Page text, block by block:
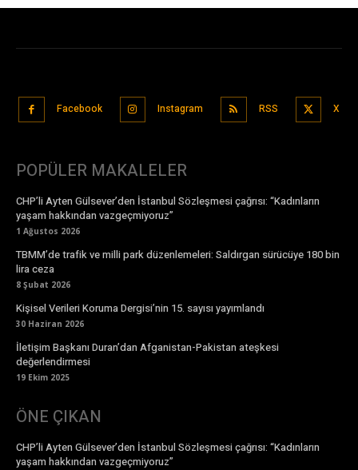
Facebook Instagram RSS X
POPÜLER MAKALELER
CHP’li Ayten Gülsever’den İstanbul Sözleşmesi çağrısı: “Kadınların
yaşam hakkından vazgeçmiyoruz”
1 Ağustos 2026
TBMM’de trafik ve milli park düzenlemeleri: Saldırgan sürücüye 180 bin
lira ceza
8 Şubat 2026
Kişisel Verileri Koruma Dergisi’nin 15. sayısı yayımlandı
30 Haziran 2026
İletişim Başkanı Duran’dan Afganistan-Pakistan ateşkesi
değerlendirmesi
19 Ekim 2025
ÖNE ÇIKAN
CHP’li Ayten Gülsever’den İstanbul Sözleşmesi çağrısı: “Kadınların
yaşam hakkından vazgeçmiyoruz”